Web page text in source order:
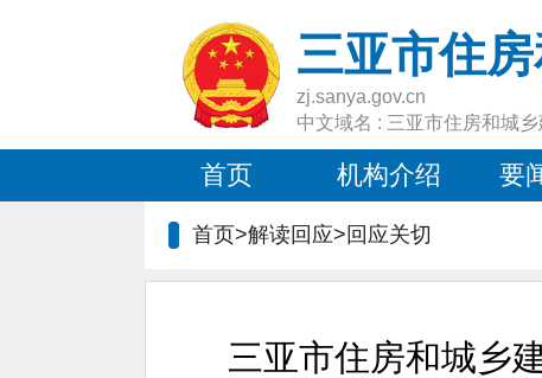
三亚市住
zj.sanya.gov.cn
中文域名 : 三亚市住房和城
首页 机构介绍 要
首页>解读回应> 回应关切
三亚市住房和城乡